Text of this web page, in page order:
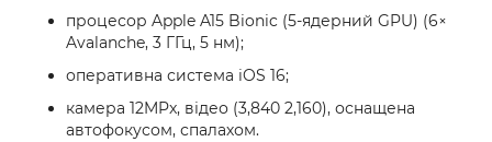
процесор Apple A15 Bionic (5-ядерний GPU) (6×
Avalanche, 3 ГГц, 5 нм);
оперативна система iOS 16;
камера 12MPx, відео (3,840 2,160), оснащена
автофокусом, спалахом.